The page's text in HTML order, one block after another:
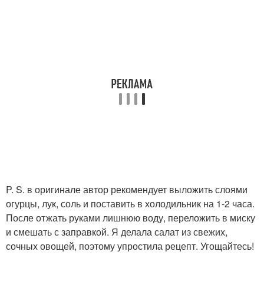
P. S. в оригинале автор рекомендует выложить слоями
огурцы, лук, соль и поставить в холодильник на 1-2 часа.
После отжать руками лишнюю воду, переложить в миску
и смешать с заправкой. Я делала салат из свежих,
сочных овощей, поэтому упростила рецепт. Угощайтесь!